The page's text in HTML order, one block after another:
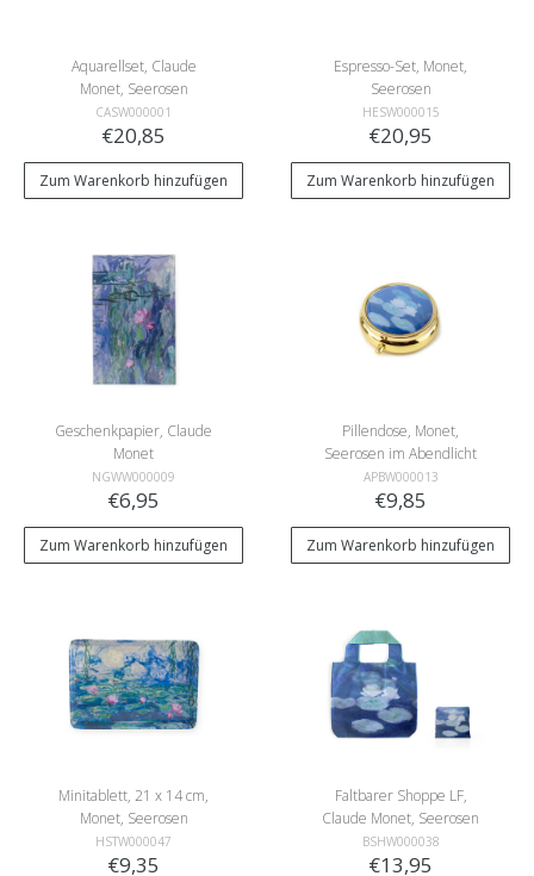
Aquarellset, Claude
Monet, Seerosen
CASW000001
€20,85
Zum Warenkorb hinzufügen
Espresso-Set, Monet,
Seerosen
HESW000015
€20,95
Zum Warenkorb hinzufügen
Geschenkpapier, Claude
Monet
NGWW000009
€6,95
Zum Warenkorb hinzufügen
Pillendose, Monet,
Seerosen im Abendlicht
APBW000013
€9,85
Zum Warenkorb hinzufügen
Minitablett, 21 x 14 cm,
Monet, Seerosen
HSTW000047
€9,35
Faltbarer Shoppe LF,
Claude Monet, Seerosen
im Abendlicht
BSHW000038
€13,95